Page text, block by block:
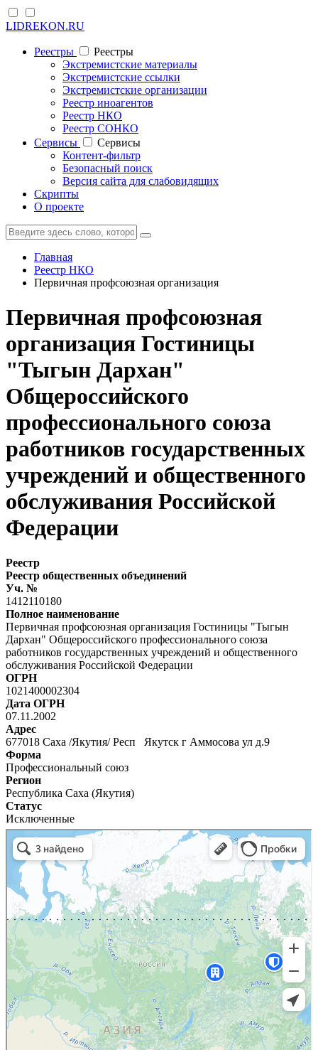
LIDREKON.RU
Реестры
Реестры
Экстремистские материалы
Экстремистские ссылки
Экстремистские организации
Реестр иноагентов
Реестр НКО
Реестр СОНКО
Cервисы
Cервисы
Контент-фильтр
Безопасный поиск
Версия сайта для слабовидящих
Скрипты
О проекте
Главная
Реестр НКО
Первичная профсоюзная организация
Первичная профсоюзная
организация Гостиницы
"Тыгын Дархан"
Общероссийского
профессионального союза
работников государственных
учреждений и общественного
обслуживания Российской
Федерации
Реестр
Реестр общественных объединений
Уч. №
1412110180
Полное наименование
Первичная профсоюзная организация Гостиницы "Тыгын
Дархан" Общероссийского профессионального союза
работников государственных учреждений и общественного
обслуживания Российской Федерации
ОГРН
1021400002304
Дата ОГРН
07.11.2002
Адрес
677018 Саха /Якутия/ Респ Якутск г Аммосова ул д.9
Форма
Профессиональный союз
Регион
Республика Саха (Якутия)
Статус
Исключенные